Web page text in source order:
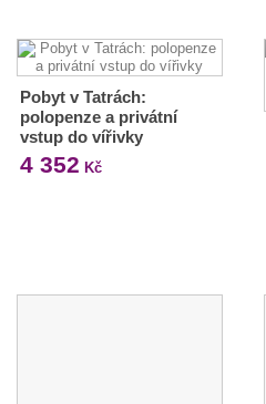
Pobyt v Tatrách:
polopenze a privátní
vstup do vířivky
4 352 Kč